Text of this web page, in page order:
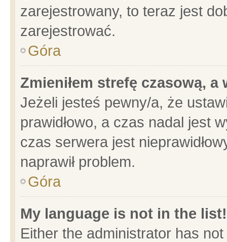
zarejestrowany, to teraz jest
zarejestrować.
Góra
Zmieniłem strefę czasową,
Jeżeli jesteś pewny/a, że
prawidłowo, a czas nadal jest
czas serwera jest
naprawił problem.
Góra
My language is not in the list!
Either the administrator has